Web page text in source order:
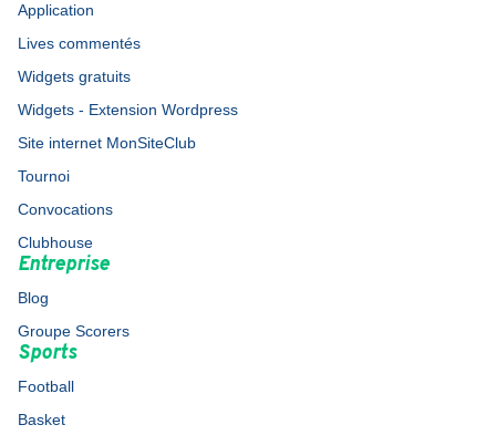
Application
Lives commentés
Widgets gratuits
Widgets - Extension Wordpress
Site internet MonSiteClub
Tournoi
Convocations
Clubhouse
Entreprise
Blog
Groupe Scorers
Sports
Football
Basket